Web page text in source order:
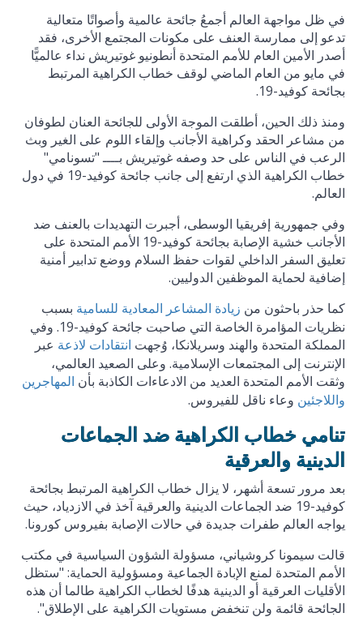
في ظل مواجهة العالم أجمعُ جائحة عالمية وأصواتًا متعالية
تدعو إلى ممارسة العنف على مكونات المجتمع الأخرى، فقد
أصدر الأمين العام للأمم المتحدة أنطونيو غوتيريش نداء عالميًّا
في مايو من العام الماضي لوقف خطاب الكراهية المرتبط
بجائحة كوفيد-19.
ومنذ ذلك الحين، أطلقت الموجة الأولى للجائحة العنان لطوفان
من مشاعر الحقد وكراهية الأجانب وإلقاء اللوم على الغير وبث
الرعب في الناس على حد وصفه غوتيريش بــــ "تسونامي"
خطاب الكراهية الذي ارتفع إلى جانب جائحة كوفيد-19 في دول
العالم.
وفي جمهورية إفريقيا الوسطى، أجبرت التهديدات بالعنف ضد
الأجانب خشية الإصابة بجائحة كوفيد-19 الأمم المتحدة على
تعليق السفر الداخلي لقوات حفظ السلام ووضع تدابير أمنية
إضافية لحماية الموظفين الدوليين.
كما حذر باحثون من زيادة المشاعر المعادية للسامية بسبب
نظريات المؤامرة الخاصة التي صاحبت جائحة كوفيد-19. وفي
المملكة المتحدة والهند وسريلانكا، وُجهت انتقادات لاذعة عبر
الإنترنت إلى المجتمعات الإسلامية. وعلى الصعيد العالمي،
وثقت الأمم المتحدة العديد من الادعاءات الكاذبة بأن المهاجرين
واللاجئين وعاء ناقل للفيروس.
تنامي خطاب الكراهية ضد الجماعات
الدينية والعرقية
بعد مرور تسعة أشهر، لا يزال خطاب الكراهية المرتبط بجائحة
كوفيد-19 ضد الجماعات الدينية والعرقية آخذ في الازدياد، حيث
يواجه العالم طفرات جديدة في حالات الإصابة بفيروس كورونا.
قالت سيمونا كروشياني، مسؤولة الشؤون السياسية في مكتب
الأمم المتحدة لمنع الإبادة الجماعية ومسؤولية الحماية: "ستظل
الأقليات العرقية أو الدينية هدفًا لخطاب الكراهية طالما أن هذه
الجائحة قائمة ولن تنخفض مستويات الكراهية على الإطلاق".